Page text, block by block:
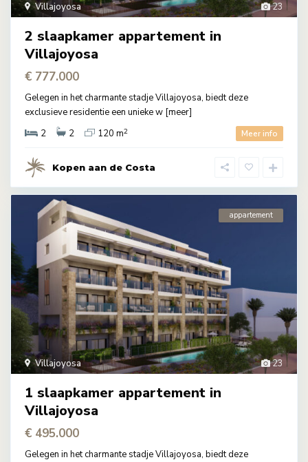
23
Villajoyosa
2 slaapkamer appartement in
Villajoyosa
€ 777.000
Gelegen in het charmante stadje Villajoyosa, biedt deze
exclusieve residentie een unieke w [meer]
2
2 120 m2 Meer info
Kopen aan de Costa
23
Villajoyosa
appartement
1 slaapkamer appartement in
Villajoyosa
€ 495.000
Gelegen in het charmante stadje Villajoyosa, biedt deze